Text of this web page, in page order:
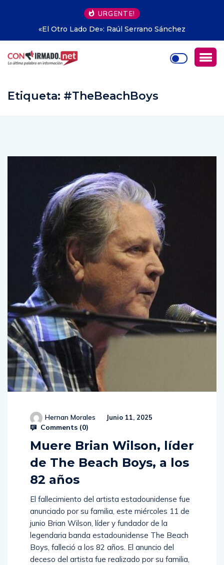
URGENTE!
Propiedad privada en Argentina: hasta dónde pudo
avanzar Milei
Etiqueta: #TheBeachBoys
Hernan Morales Junio 11, 2025
Comments (0)
Muere Brian Wilson, líder
de The Beach Boys, a los
82 años
El fallecimiento del artista estadounidense fue
anunciado por su familia, este miércoles 11 de
junio Brian Wilson, líder y fundador de la
legendaria banda estadounidense The Beach
Boys, falleció a los 82 años. El anuncio del
deceso del artista fue realizado por su familia,